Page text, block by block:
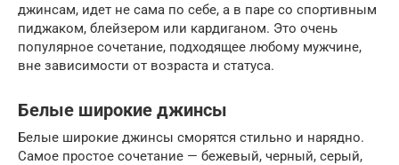
джинсам, идет не сама по себе, а в паре со спортивным
пиджаком, блейзером или кардиганом. Это очень
популярное сочетание, подходящее любому мужчине,
вне зависимости от возраста и статуса.
Белые широкие джинсы
Белые широкие джинсы сморятся стильно и нарядно.
Самое простое сочетание — бежевый, черный, серый,